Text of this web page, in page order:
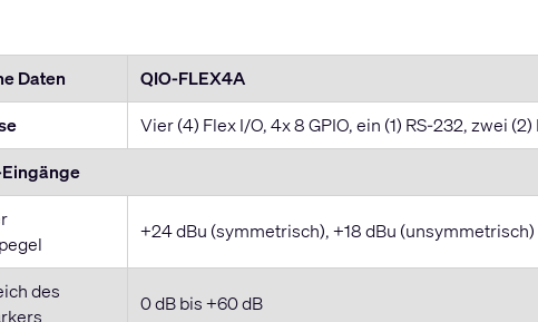
Daten
QIO-FLEX4A
Vier (4) Flex I/O, 4x 8 GPIO, ein (1) RS-232, zwei
+24 dBu (symmetrisch), +18 dBu (unsymmetrisch)
des
0 dB bis +60 dB